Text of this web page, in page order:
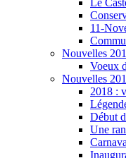
Le
11-
Nouvelles
Voeux
Nouvelles
2018 :
Début
Une